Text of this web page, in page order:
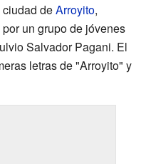
deArroyito,
un grupo de jóvenes
Salvador Pagani. El
letras de "Arroyito" y